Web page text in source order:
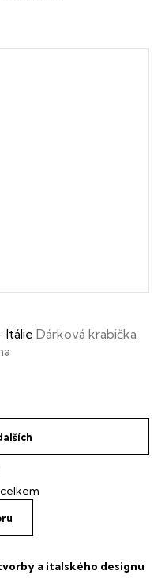
Itálie Dárková krabička
a italského designu